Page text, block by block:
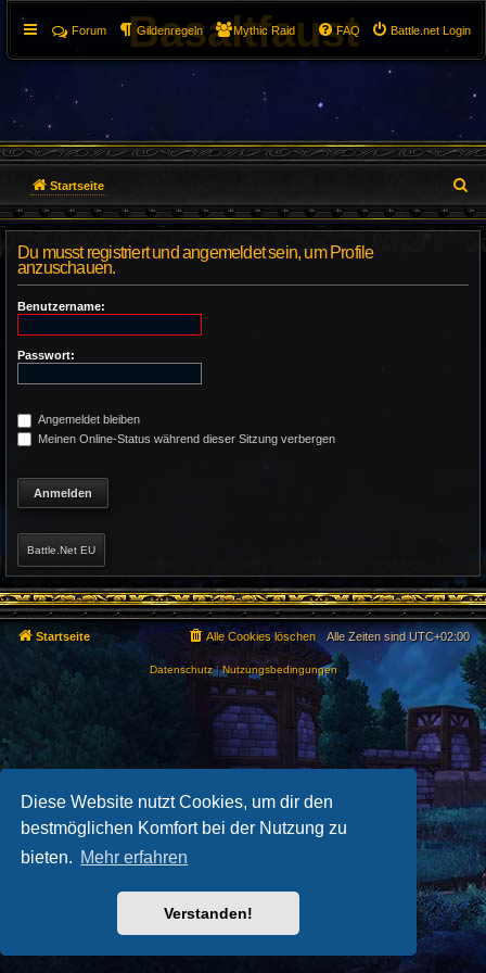
Diese Website nutzt Cookies, um dir den
bestmöglichen Komfort bei der Nutzung zu
bieten. Mehr erfahren
Verstanden!
Basaltfaust Battle.net Login
FAQ
Forum Gildenregeln Mythic Raid
Startseite
u
Du musst registriert und angemeldet sein, um Profile
anzuschauen.
Benutzername:
Passwort:
Angemeldet bleiben
Meinen Online-Status während dieser Sitzung verbergen
Battle.Net EU
Startseite Alle Zeiten sindUTC+02:00
Alle Cookies löschen
Datenschutz|Nutzungsbedingungen